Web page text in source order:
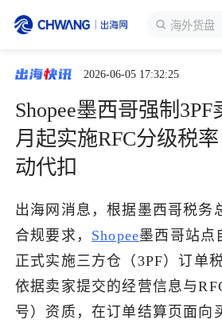
海外货盘
跨境展会
出海服务
出海资讯
跨境报告
出海导航
2026-06-05 17:32:25
Shopee墨西哥强制
月起实施RFC分级税
动代扣
出海网消息，根据墨西哥税务
合规要求， Shopee墨西哥站点
正式实施三方仓（3PF）订单
依据卖家提交的经营信息与
号）资质，在订单结算页面向